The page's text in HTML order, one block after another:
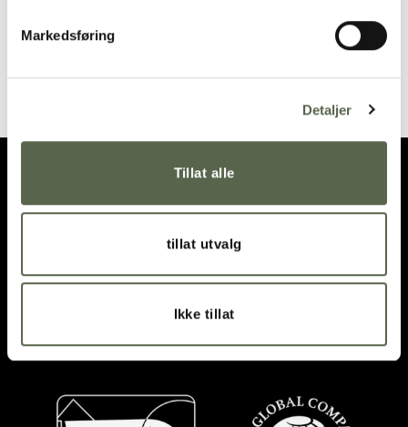
Markedsføring
Detaljer
Tillat alle
tillat utvalg
Ikke tillat
395,00kr
Nairobi 53x53cm
OPENING HOURS